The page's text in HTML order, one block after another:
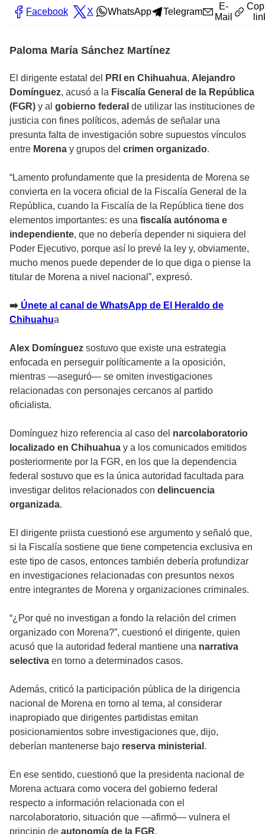
Facebook X WhatsApp Telegram
E-
Mail
Paloma María Sánchez Martínez
El dirigente estatal del PRI en Chihuahua, Alejandro
Domínguez, acusó a la Fiscalía General de la República
(FGR) y al gobierno federal de utilizar las instituciones de
justicia con fines políticos, además de señalar una
presunta falta de investigación sobre supuestos vínculos
entre Morena y grupos del crimen organizado.
“Lamento profundamente que la presidenta de Morena se
convierta en la vocera oficial de la Fiscalía General de la
República, cuando la Fiscalía de la República tiene dos
elementos importantes: es una fiscalía autónoma e
independiente, que no debería depender ni siquiera del
Poder Ejecutivo, porque así lo prevé la ley y, obviamente,
mucho menos puede depender de lo que diga o piense la
titular de Morena a nivel nacional”, expresó.
➡️ Únete al canal de WhatsApp de El Heraldo de
Chihuahua
Alex Domínguez sostuvo que existe una estrategia
enfocada en perseguir políticamente a la oposición,
mientras —aseguró— se omiten investigaciones
relacionadas con personajes cercanos al partido
oficialista.
Domínguez hizo referencia al caso del narcolaboratorio
localizado en Chihuahua y a los comunicados emitidos
posteriormente por la FGR, en los que la dependencia
federal sostuvo que es la única autoridad facultada para
investigar delitos relacionados con delincuencia
organizada.
El dirigente priista cuestionó ese argumento y señaló que,
si la Fiscalía sostiene que tiene competencia exclusiva en
este tipo de casos, entonces también debería profundizar
en investigaciones relacionadas con presuntos nexos
entre integrantes de Morena y organizaciones criminales.
“¿Por qué no investigan a fondo la relación del crimen
organizado con Morena?”, cuestionó el dirigente, quien
acusó que la autoridad federal mantiene una narrativa
selectiva en torno a determinados casos.
Además, criticó la participación pública de la dirigencia
nacional de Morena en torno al tema, al considerar
inapropiado que dirigentes partidistas emitan
posicionamientos sobre investigaciones que, dijo,
deberían mantenerse bajo reserva ministerial .
En ese sentido, cuestionó que la presidenta nacional de
Morena actuara como vocera del gobierno federal
respecto a información relacionada con el
narcolaboratorio, situación que —afirmó— vulnera el
principio de autonomía de la FGR.